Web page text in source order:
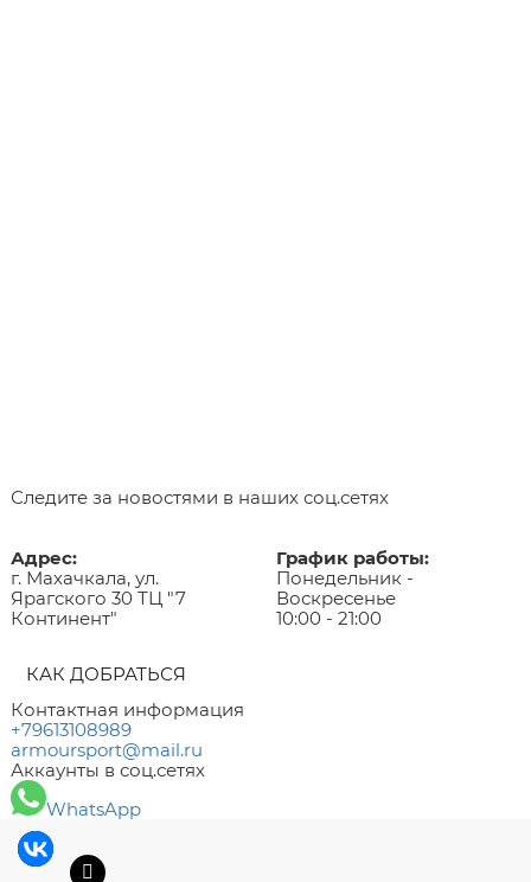
Следите за новостями в наших соц.сетях
Адрес:
г. Махачкала, ул.
Ярагского 30 ТЦ "7
Континент"
КАК ДОБРАТЬСЯ
График работы:
Понедельник -
Воскресенье
10:00 - 21:00
Контактная информация
+79613108989
armoursport@mail.ru
Аккаунты в соц.сетях
WhatsApp